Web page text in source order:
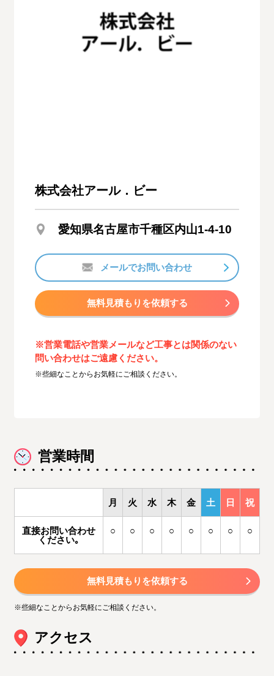
株式会社アール．ビー
愛知県名古屋市千種区内山1-4-10
メールでお問い合わせ
無料見積もりを依頼する
※営業電話や営業メールなど工事とは関係のない
問い合わせはご遠慮ください。
※些細なことからお気軽にご相談ください。
営業時間
月 火 水 木 金 土 日 祝
直接お問い合わせ
ください｡
○ ○ ○ ○ ○ ○ ○ ○
無料見積もりを依頼する
※些細なことからお気軽にご相談ください。
アクセス